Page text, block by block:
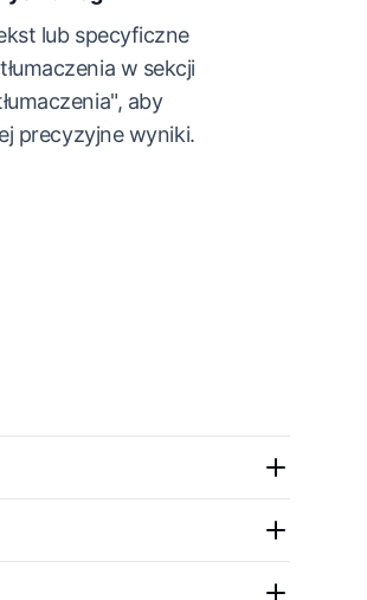
lub specyficzne
w sekcji
aby
precyzyjne wyniki.